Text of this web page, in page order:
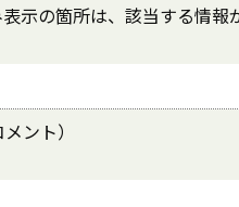
の箇所は、該当する情報
ント）